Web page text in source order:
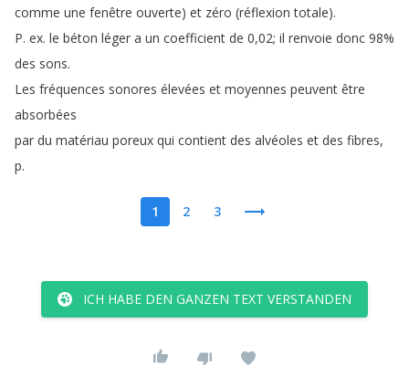
comme une fenêtre ouverte) et zéro (réflexion totale).
P. ex. le béton léger a un coefficient de 0,02; il renvoie donc 98%
des sons.
Les fréquences sonores élevées et moyennes peuvent être
absorbées
par du matériau poreux qui contient des alvéoles et des fibres,
p.
1 2 3
ICH HABE DEN GANZEN TEXT VERSTANDEN